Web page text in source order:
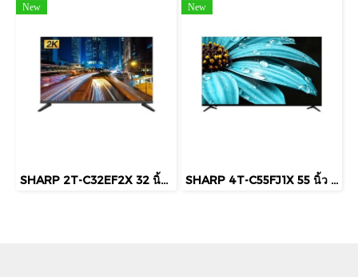
New
SHARP 2T-C32EF2X 32 นิ้ว HD Android TV Google Assistant Chromecast
New
SHARP 4T-C55FJ1X 55 นิ้ว 4K UHD Google TV Dolby Audio Smart TV